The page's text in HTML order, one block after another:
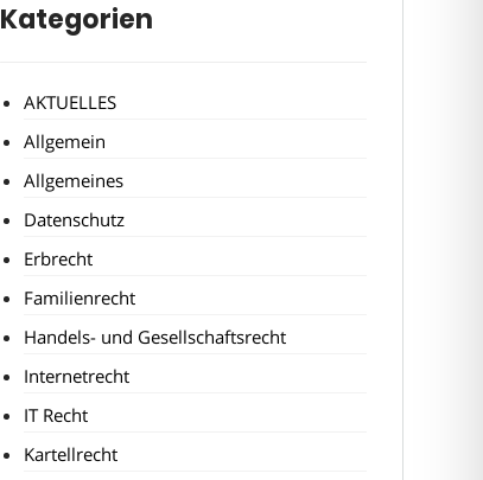
Kategorien
AKTUELLES
Allgemein
Allgemeines
Datenschutz
Erbrecht
Familienrecht
Handels- und Gesellschaftsrecht
Internetrecht
IT Recht
Kartellrecht